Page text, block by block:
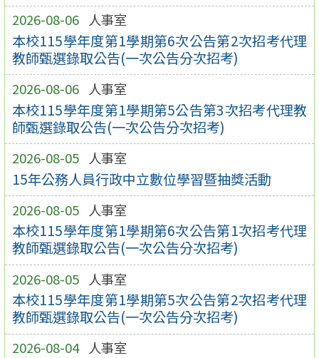
2026-08-06 人事室
本校115學年度第1學期第6次公告第2次招考代理
教師甄選錄取公告(一次公告分次招考)
2026-08-06 人事室
本校115學年度第1學期第5公告第3次招考代理教
師甄選錄取公告(一次公告分次招考)
2026-08-05 人事室
15年公務人員行政中立數位學習暨抽獎活動
2026-08-05 人事室
本校115學年度第1學期第6次公告第1次招考代理
教師甄選錄取公告(一次公告分次招考)
2026-08-05 人事室
本校115學年度第1學期第5次公告第2次招考代理
教師甄選錄取公告(一次公告分次招考)
2026-08-04 人事室